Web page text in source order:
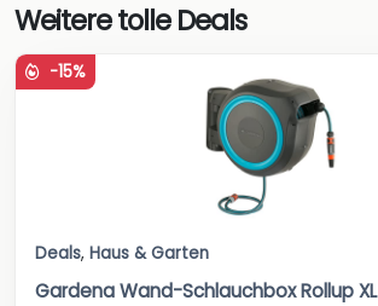
Weitere tolle Deals
-15%
Deals, Haus & Garten
Gardena Wand-Schlauchbox Rollup XL